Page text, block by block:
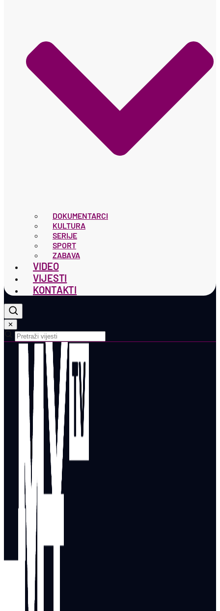
DOKUMENTARCI
KULTURA
SERIJE
SPORT
ZABAVA
VIDEO
VIJESTI
KONTAKTI
✕